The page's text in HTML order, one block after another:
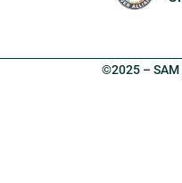
©2025 – SAM